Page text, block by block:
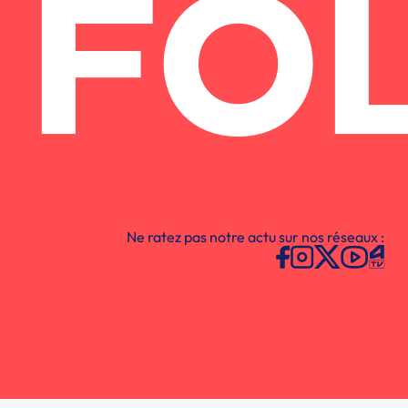
Ne ratez pas notre actu sur nos réseaux :